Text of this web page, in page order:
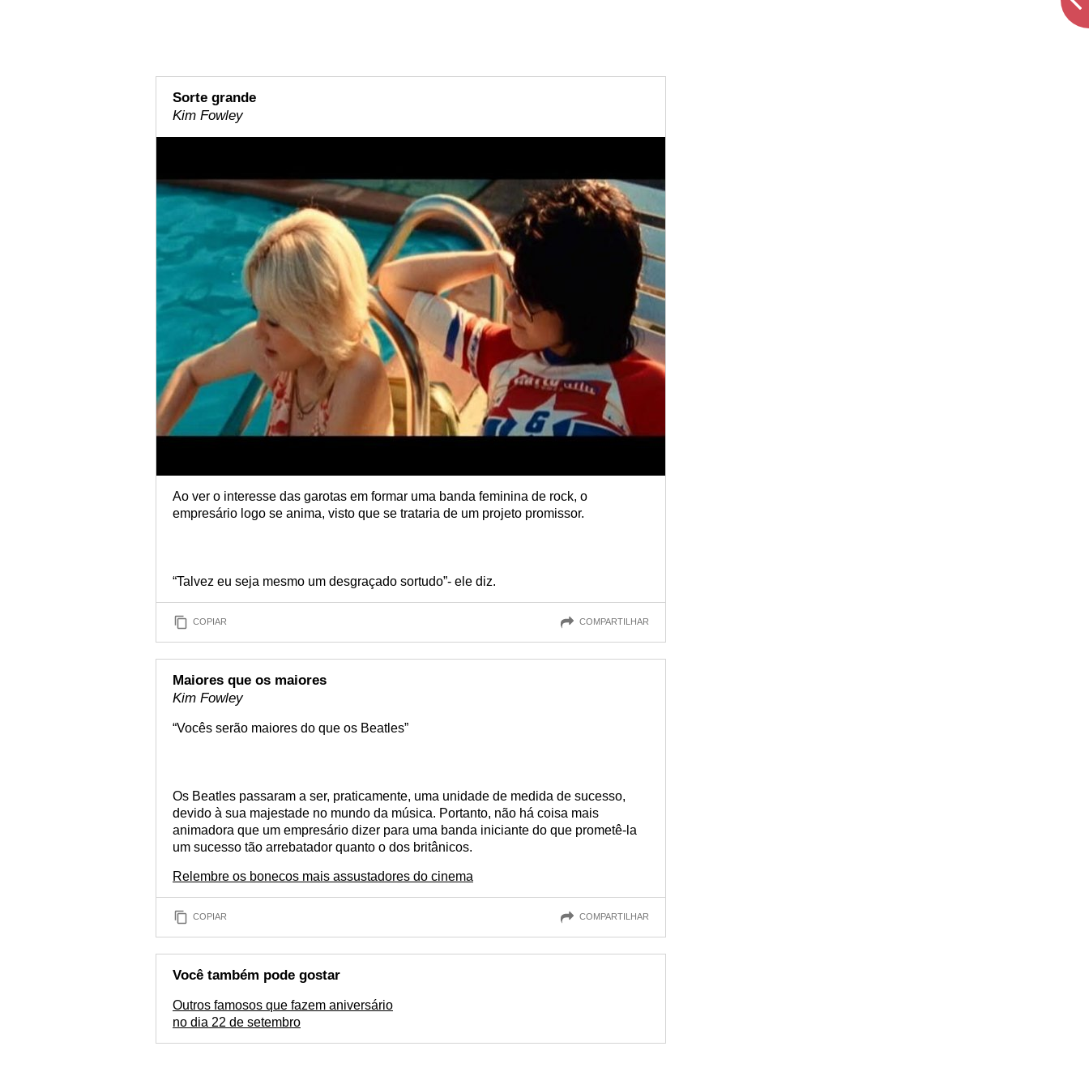
Sorte grande
Kim Fowley
Ao ver o interesse das garotas em formar uma banda feminina de rock, o
empresário logo se anima, visto que se trataria de um projeto promissor.
“Talvez eu seja mesmo um desgraçado sortudo”- ele diz.
COPIAR COMPARTILHAR
Maiores que os maiores
Kim Fowley
“Vocês serão maiores do que os Beatles”
Os Beatles passaram a ser, praticamente, uma unidade de medida de sucesso,
devido à sua majestade no mundo da música. Portanto, não há coisa mais
animadora que um empresário dizer para uma banda iniciante do que prometê-la
um sucesso tão arrebatador quanto o dos britânicos.
Relembre os bonecos mais assustadores do cinema
COPIAR COMPARTILHAR
Você também pode gostar
Outros famosos que fazem aniversário
no dia 22 de setembro